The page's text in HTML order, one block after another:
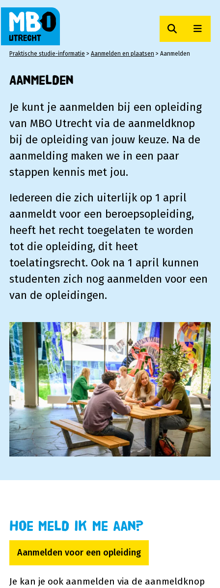
MBO Utrecht
Zoeken
Praktische studie-informatie > Aanmelden en plaatsen > Aanmelden
Aanmelden
Je kunt je aanmelden bij een opleiding
van MBO Utrecht via de aanmeldknop
bij de opleiding van jouw keuze. Na de
aanmelding maken we in een paar
stappen kennis met jou.
Iedereen die zich uiterlijk op 1 april
aanmeldt voor een beroepsopleiding,
heeft het recht toegelaten te worden
tot die opleiding, dit heet
toelatingsrecht. Ook na 1 april kunnen
studenten zich nog aanmelden voor een
van de opleidingen.
Hoe meld ik me aan?
Aanmelden voor een opleiding
Je kan je ook aanmelden via de aanmeldknop